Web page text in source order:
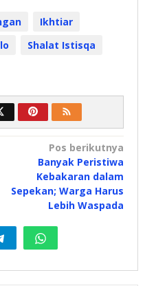
Ikhtiar
Shalat Istisqa
Pos berikutnya
Banyak Peristiwa
Kebakaran dalam
Sepekan; Warga Harus
Lebih Waspada